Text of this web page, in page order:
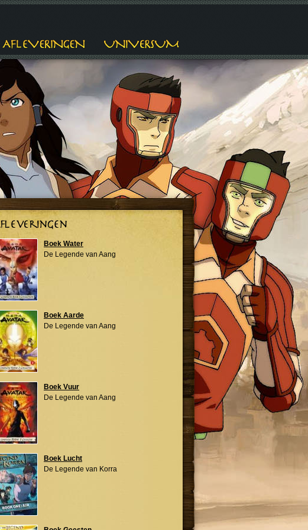
Boek Water
De Legende van Aang
Boek Aarde
De Legende van Aang
Boek Vuur
De Legende van Aang
Boek Lucht
De Legende van Korra